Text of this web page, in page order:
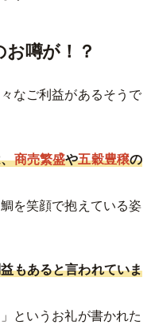
噂が！？
なご利益があるそうで
商売繁盛や五穀豊穣の
を笑顔で抱えている姿
もあると言われていま
というお礼が書かれた